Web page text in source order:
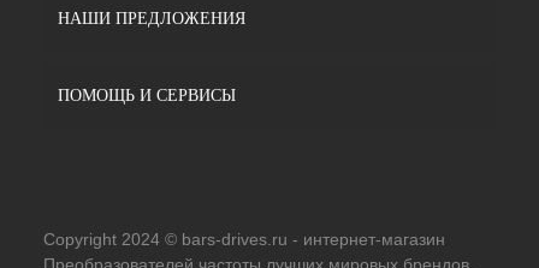
НАШИ ПРЕДЛОЖЕНИЯ
ПОМОЩЬ И СЕРВИСЫ
Copyright 2024 © bars-drives.ru - интернет-магазин